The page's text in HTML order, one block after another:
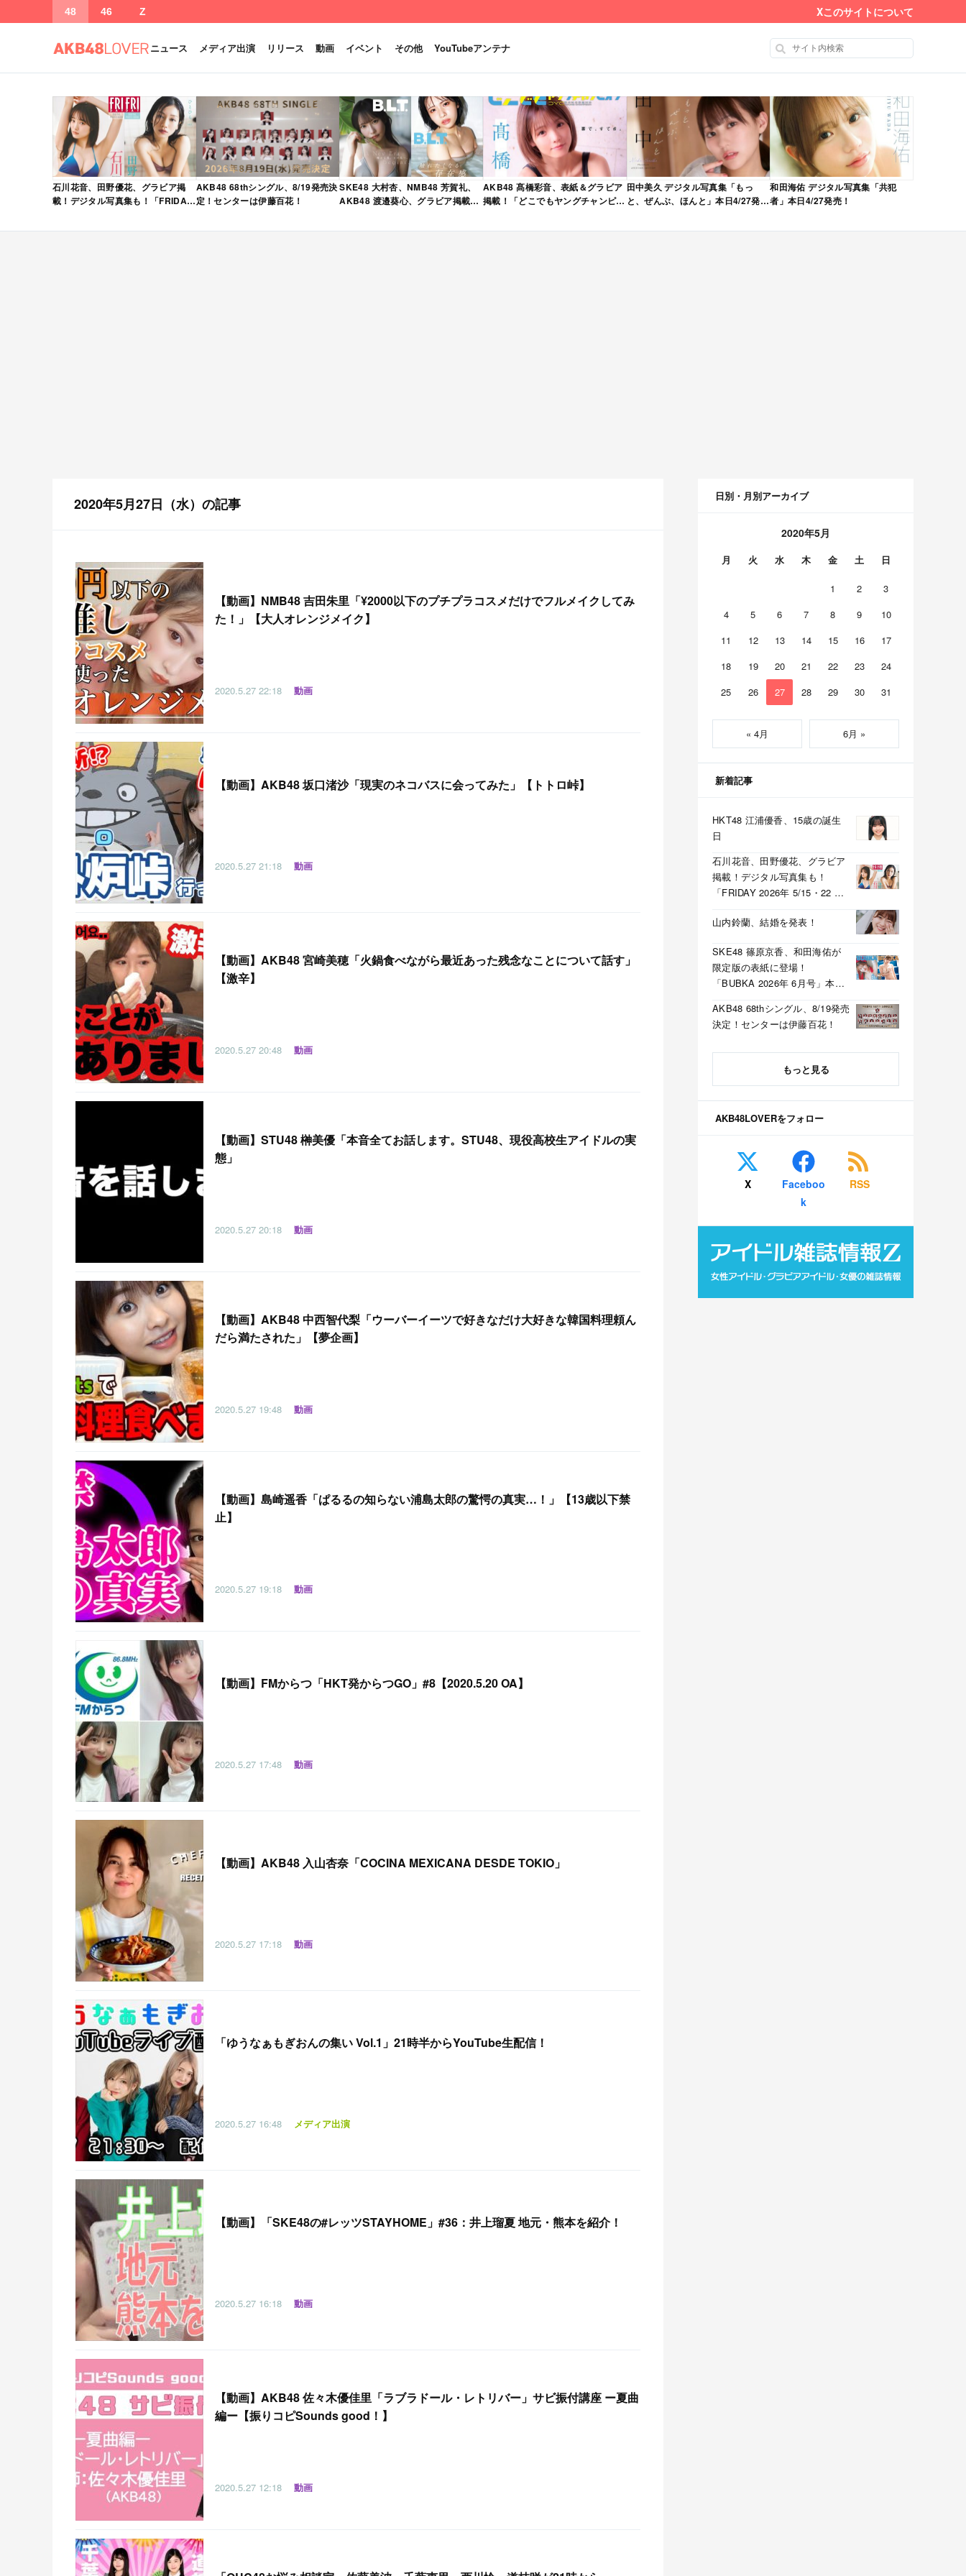
48 46 Z Xこのサイトについて
ニュース メディア出演 リリース 動画 イベント その他 YouTubeアンテナ
石川花音、田野優花、グラビア掲
載！デジタル写真集も！「FRIDAY
発売！
AKB48 68thシングル、8/19発売決
定！センターは伊藤百花！
SKE48 大村杏、NMB48 芳賀礼、
AKB48 渡邉葵心、グラビア掲載！
月号」本日4/28発売！
AKB48 髙橋彩音、表紙＆グラビア
掲載！「どこでもヤングチャンピオ
田中美久 デジタル写真集「もっ
と、ぜんぶ、ほんと」本日4/27発
和田海佑 デジタル写真集「共犯
者」本日4/27発売！
2020年5月27日（水）の記事
【動画】NMB48 吉田朱里「¥2000以下のプチプラコスメだけでフルメイクしてみ
た！」【大人オレンジメイク】
2020.5.27 22:18 動画
【動画】AKB48 坂口渚沙「現実のネコバスに会ってみた」【トトロ峠】
2020.5.27 21:18 動画
【動画】AKB48 宮崎美穂「火鍋食べながら最近あった残念なことについて話す」
【激辛】
2020.5.27 20:48 動画
【動画】STU48 榊美優「本音全てお話します。STU48、現役高校生アイドルの実
態」
2020.5.27 20:18 動画
【動画】AKB48 中西智代梨「ウーバーイーツで好きなだけ大好きな韓国料理頼ん
だら満たされた」【夢企画】
2020.5.27 19:48 動画
【動画】島崎遥香「ぱるるの知らない浦島太郎の驚愕の真実…！」【13歳以下禁
止】
2020.5.27 19:18 動画
【動画】FMからつ「HKT発からつGO」#8【2020.5.20 OA】
2020.5.27 17:48 動画
【動画】AKB48 入山杏奈「COCINA MEXICANA DESDE TOKIO」
2020.5.27 17:18 動画
「ゆうなぁもぎおんの集い Vol.1」21時半からYouTube生配信！
2020.5.27 16:48 メディア出演
【動画】「SKE48の#レッツSTAYHOME」#36：井上瑠夏 地元・熊本を紹介！
2020.5.27 16:18 動画
【動画】AKB48 佐々木優佳里「ラブラドール・レトリバー」サビ振付講座 ー夏曲
編ー【振りコピSounds good！】
2020.5.27 12:18 動画
日別・月別アーカイブ
2020年5月
月 火 水 木 金 土 日
1 2
3
4
5 6 7 8 9
10
11
12 13 14 15 16
17
18
19 20 21 22 23
24
25
26 27 28 29 30 31
« 4月 6月 »
新着記事
HKT48 江浦優香、15歳の誕生
日
石川花音、田野優花、グラビア
掲載！デジタル写真集も！
「FRIDAY 2026年 5/15・22 合
山内鈴蘭、結婚を発表！
SKE48 篠原京香、和田海佑が
限定版の表紙に登場！
「BUBKA 2026年 6月号」本日
AKB48 68thシングル、8/19発売
決定！センターは伊藤百花！
もっと見る
AKB48LOVERをフォロー
X
Faceboo
k
RSS